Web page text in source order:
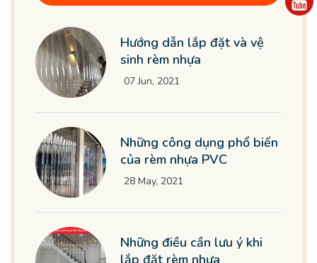
Hướng dẫn lắp đặt và vệ
sinh rèm nhựa
07 Jun, 2021
Những công dụng phổ biến
của rèm nhựa PVC
28 May, 2021
Những điều cần lưu ý khi
lắp đặt rèm nhựa